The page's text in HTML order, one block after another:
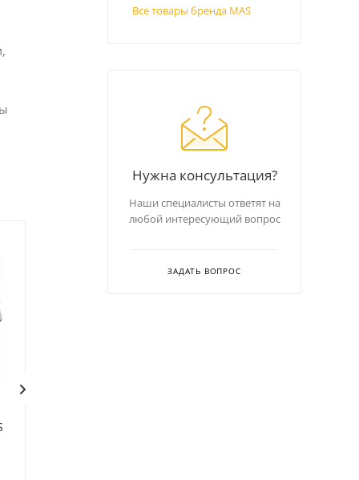
Все товары бренда MAS
Нужна консультация?
Наши специалисты ответят на
любой интересующий вопрос
ЗАДАТЬ ВОПРОС